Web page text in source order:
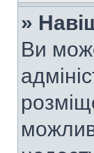
»
Ви